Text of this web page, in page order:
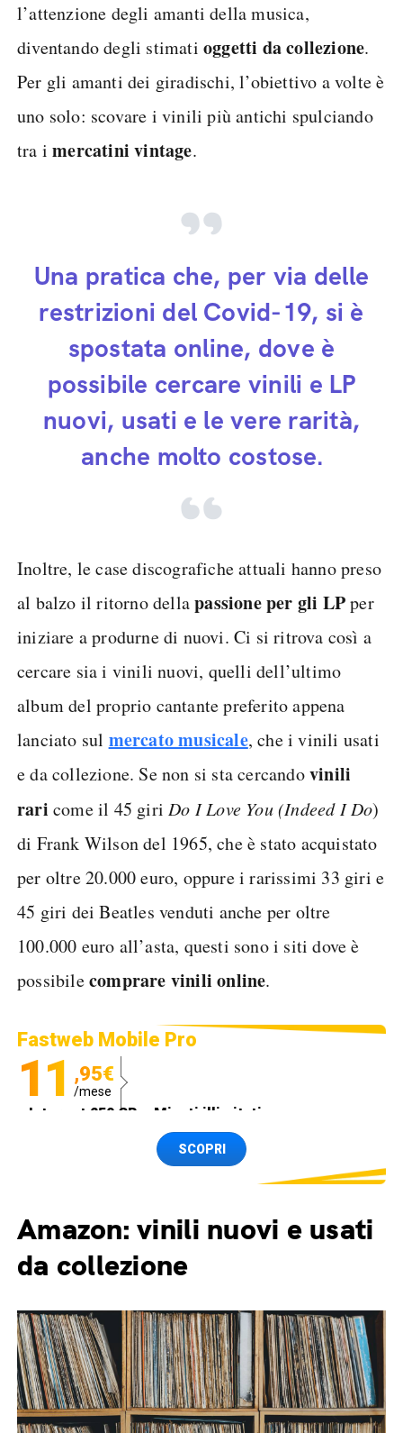
l’attenzione degli amanti della musica,
diventando degli stimati oggetti da collezione.
Per gli amanti dei giradischi, l’obiettivo a volte è
uno solo: scovare i vinili più antichi spulciando
tra imercatini vintage.
Una pratica che, per via delle
restrizioni del Covid-19, si è
spostata online, dove è
possibile cercare vinili e LP
nuovi, usati e le vere rarità,
anche molto costose.
Inoltre, le case discografiche attuali hanno preso
al balzo il ritorno dellapassione per gli LPper
iniziare a produrne di nuovi. Ci si ritrova così a
cercare sia i vinili nuovi, quelli dell’ultimo
album del proprio cantante preferito appena
lanciato sul mercato musicale, che i vinili usati
e da collezione. Se non si sta cercandovinili
rari come il 45 giri Do I Love You (Indeed I Do)
di Frank Wilson del 1965, che è stato acquistato
per oltre 20.000 euro, oppure i rarissimi 33 giri e
45 giri dei Beatles venduti anche per oltre
100.000 euro all’asta, questi sono i siti dove è
possibilecomprare vinili online.
Fastweb Mobile Pro
11 ,95€
/mese
Internet 250 GB e Minuti illimitati
Spedizione SIM GRATISSCOPRI
Amazon: vinili nuovi e usati
da collezione